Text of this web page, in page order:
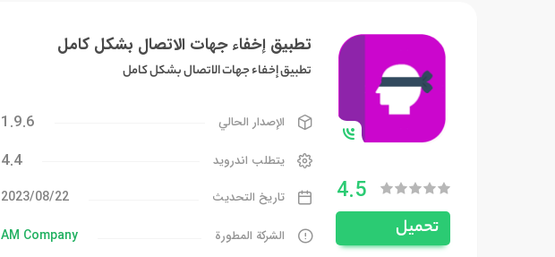
4.5
تحميل
تطبيق إخفاء جهات الاتصال بشكل كامل
تطبيق إخفاء جهات الاتصال بشكل كامل
الإصدار الحالي 1.9.6
يتطلب اندرويد 4.4
تاريخ التحديث 22‏/08‏/2023
الشركة المطورة AM Company